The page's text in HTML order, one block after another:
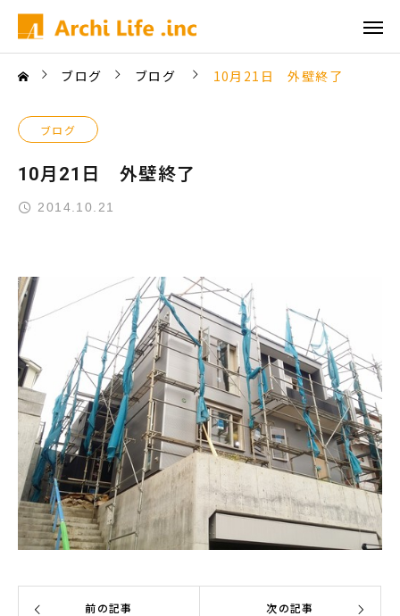
ブログ ブログ 10月21日 外壁終了
ブログ
10月21日 外壁終了
2014.10.21
前の記事 次の記事